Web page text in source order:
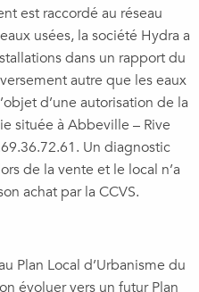
est raccordé au réseau
usées, la société Hydra a
dans un rapport du
autre que les eaux
d’une autorisation de la
située à Abbeville – Rive
Un diagnostic
de la vente et le local n’a
achat par la CCVS.
Plan Local d’Urbanisme du
évoluer vers un futur Plan